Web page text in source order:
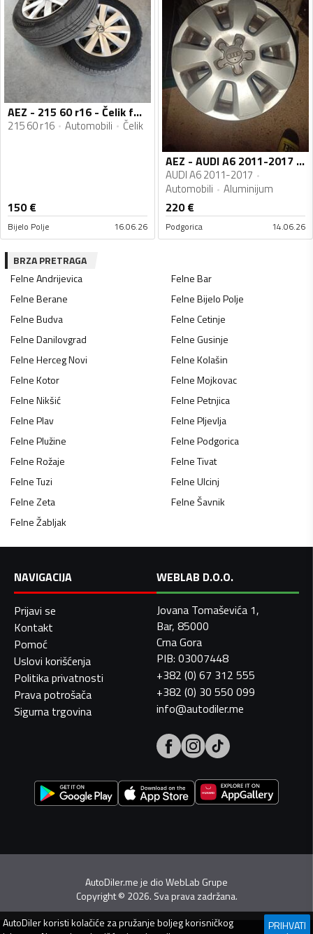
AEZ - 215 60 r16 - Čelik felne
215 60 r16 Automobili Čelik
150€
Bijelo Polje 16.06.26
AEZ - AUDI A6 2011-2017 - Aluminijum felne
AUDI A6 2011-2017
Automobili
Aluminijum
220€
Podgorica 14.06.26
BRZA PRETRAGA
FelneAndrijevica FelneBar
FelneBerane FelneBijelo Polje
FelneBudva FelneCetinje
FelneDanilovgrad FelneGusinje
FelneHerceg Novi FelneKolašin
FelneKotor FelneMojkovac
FelneNikšić FelnePetnjica
FelnePlav FelnePljevlja
FelnePlužine FelnePodgorica
FelneRožaje FelneTivat
FelneTuzi FelneUlcinj
FelneZeta FelneŠavnik
FelneŽabljak
NAVIGACIJA
Prijavi se
Kontakt
Pomoć
Uslovi korišćenja
Politika privatnosti
Prava potrošača
Sigurna trgovina
WEBLAB D.O.O.
Jovana Tomaševića 1,
Bar, 85000
Crna Gora
PIB: 03007448
+382 (0) 67 312 555
+382 (0) 30 550 099
info@autodiler.me
AutoDiler.me je dioWebLab Grupe
Copyright© 2026. Sva prava zadržana.
AutoDilerkoristi kolačiće za pružanje boljeg korisničkog
PRIHVATI